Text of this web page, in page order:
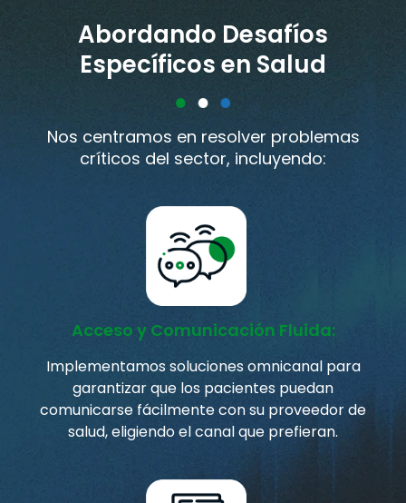
Abordando Desafíos
Específicos en Salud
Nos centramos en resolver problemas
críticos del sector, incluyendo:
Acceso y Comunicación Fluida:
Implementamos soluciones omnicanal para
garantizar que los pacientes puedan
comunicarse fácilmente con su proveedor de
salud, eligiendo el canal que prefieran.